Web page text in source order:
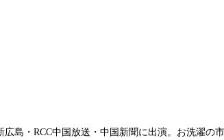
島・RCC中国放送・中国新聞に出演。お洗濯の